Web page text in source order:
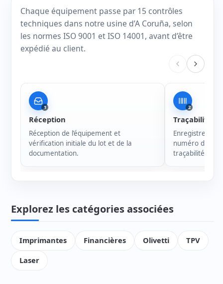
Chaque équipement passe par 15 contrôles
techniques dans notre usine d’A Coruña, selon
les normes ISO 9001 et ISO 14001, avant d’être
expédié au client.
1
Réception
Réception de l’équipement et
vérification initiale du lot et de la
documentation.
2
Traçabilité
numéro de
traçabilité de
Explorez les catégories associées
Imprimantes Financières Olivetti
TPV
Laser